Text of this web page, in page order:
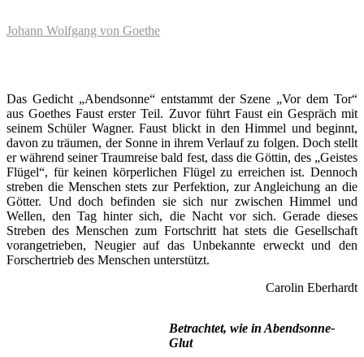
Johann Wolfgang von Goethe
Das Gedicht „Abendsonne“ entstammt der Szene „Vor dem Tor“
aus Goethes Faust erster Teil. Zuvor führt Faust ein Gespräch mit
seinem Schüler Wagner. Faust blickt in den Himmel und beginnt,
davon zu träumen, der Sonne in ihrem Verlauf zu folgen. Doch stellt
er während seiner Traumreise bald fest, dass die Göttin, des „Geistes
Flügel“, für keinen körperlichen Flügel zu erreichen ist. Dennoch
streben die Menschen stets zur Perfektion, zur Angleichung an die
Götter. Und doch befinden sie sich nur zwischen Himmel und
Wellen, den Tag hinter sich, die Nacht vor sich. Gerade dieses
Streben des Menschen zum Fortschritt hat stets die Gesellschaft
vorangetrieben, Neugier auf das Unbekannte erweckt und den
Forschertrieb des Menschen unterstützt.
Carolin Eberhardt
Betrachtet, wie in Abendsonne-
Glut